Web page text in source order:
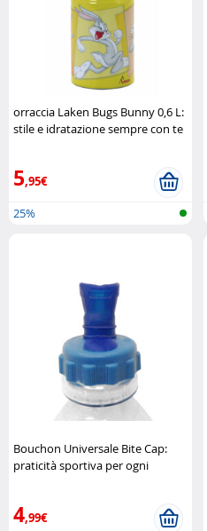
orraccia Laken Bugs Bunny 0,6 L:
stile e idratazione sempre con te
5,95€
25%
Bouchon Universale Bite Cap:
praticità sportiva per ogni
4,99€